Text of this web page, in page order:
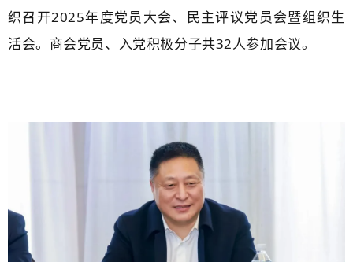
织召开2025年度党员大会、民主评议党员会暨组织生
活会。商会党员、入党积极分子共32人参加会议。